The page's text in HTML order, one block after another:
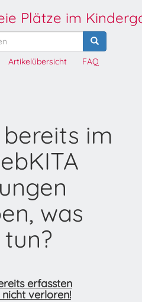
Plätze im
FAQ
Artikelübersicht
im
was
erfassten
verloren!